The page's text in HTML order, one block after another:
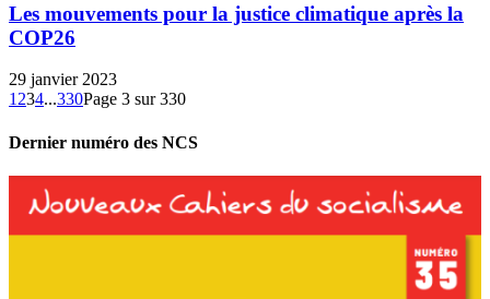
Les mouvements pour la justice climatique après la
COP26
29 janvier 2023
1 234...330Page 3 sur 330
Dernier numéro des NCS